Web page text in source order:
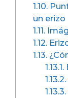
1.10.
un erizo
1.11.
1.12.
1.13.
1.13.1.
1.13.2.
1.13.3.